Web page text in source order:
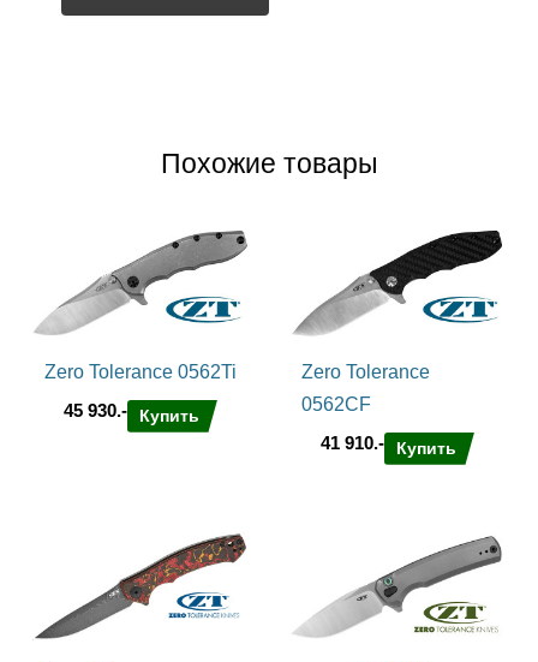
Похожие товары
Zero Tolerance 0562Ti
45 930.-
Купить
Zero Tolerance
0562CF
41 910.-
Купить